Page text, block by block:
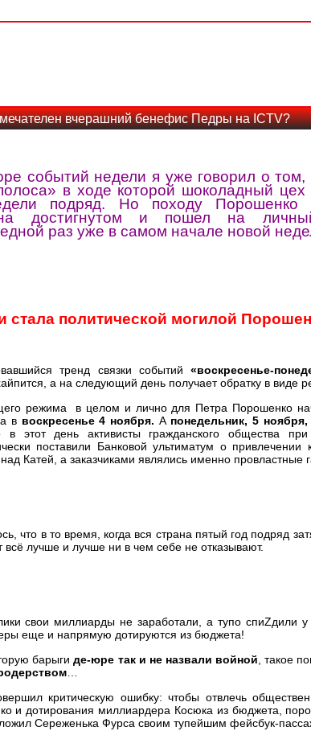
вчерашний бенефис Педры на ICTV?
событий недели я уже говорил о том,
в ходе которой шоколадный цех
подряд. Но походу
на достигнутом и пошел на
раз уже в самом начале новой
стала политической могилой
тренд связки событий «воскресенье-
а на следующий день получает обратку в виде
режима в целом и лично для Петра Порошенко
в воскресенье 4 ноября. А понедельник, 5 ноября,
этот день активисты гражданского общества
поставили Банковой ультиматум о привлечении к
Катей, а заказчиками являлись именно провластные
что в то время, когда вся страна пятый год подряд
всё лучше и лучше ни в чем себе не отказывают.
свои миллиарды не заработали, а тупо спиZдили
еще и напрямую дотируются из бюджета!
барыгиде-юре так и не назвали войной , такое
критическую ошибку: чтобы отвлечь
и дотирования миллиардера Косюка из бюджета,
Сереженька Фурса своим тупейшим фейсбук-